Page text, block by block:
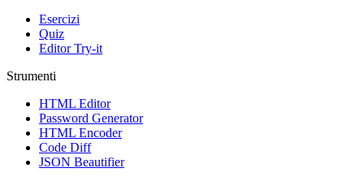
Esercizi
Quiz
Editor Try-it
Strumenti
HTML Editor
Password Generator
HTML Encoder
Code Diff
JSON Beautifier